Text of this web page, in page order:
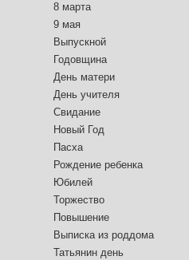
8 марта
9 мая
Выпускной
Годовщина
День матери
День учителя
Свидание
Новый Год
Пасха
Рождение ребенка
Юбилей
Торжество
Повышение
Выписка из роддома
Татьянин день